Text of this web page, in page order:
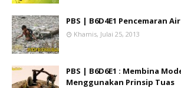
PBS | B6D4E1 Pencemaran Air
Khamis, Julai 25, 2013
PBS | B6D6E1 : Membina
Menggunakan Prinsip Tuas